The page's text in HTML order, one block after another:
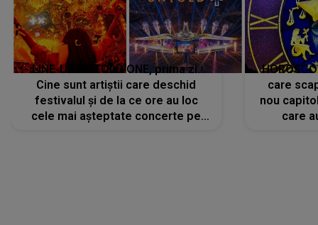
LINE-UP UNTOLD ONE, prima zi.
Cine sunt artiștii care deschid
festivalul și de la ce ore au loc
cele mai așteptate concerte pe
care
nou
care